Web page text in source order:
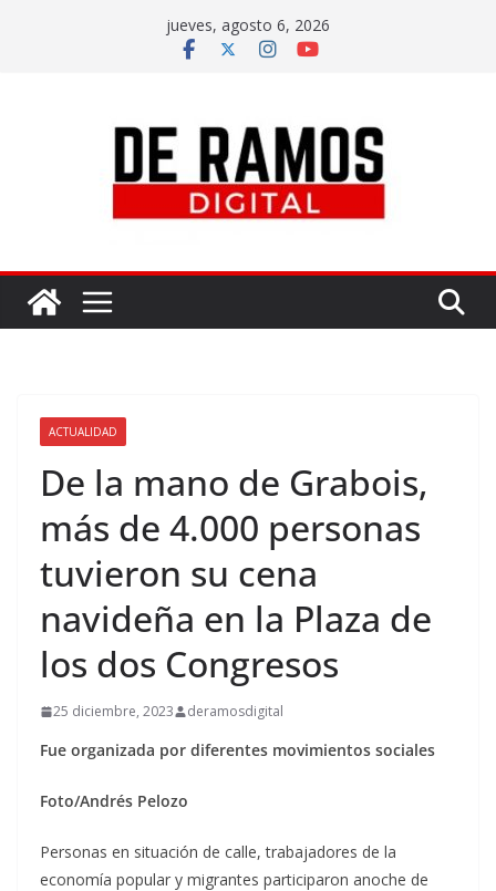
jueves, agosto 6, 2026
ACTUALIDAD
De la mano de Grabois,
más de 4.000 personas
tuvieron su cena
navideña en la Plaza de
los dos Congresos
25 diciembre, 2023 deramosdigital
Fue organizada por diferentes movimientos sociales
Foto/Andrés Pelozo
Personas en situación de calle, trabajadores de la
economía popular y migrantes participaron anoche de